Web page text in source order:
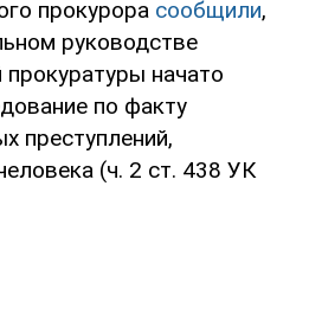
прокурора сообщили,
руководстве
начато
по факту
преступлений,
(ч. 2 ст. 438 УК